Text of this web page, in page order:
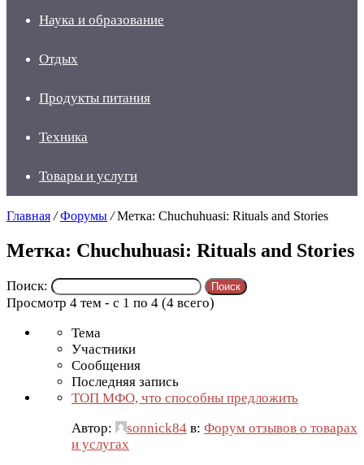
Наука и образование
Отдых
Продукты питания
Техника
Товары и услуги
Главная / Форумы / Метка: Chuchuhuasi: Rituals and Stories
Метка: Chuchuhuasi: Rituals and Stories
Поиск:
Просмотр 4 тем - с 1 по 4 (4 всего)
Тема
Участники
Сообщения
Последняя запись
ТОП МФО, что способны предложить
Автор:
sonnick84 в: Форум отзывов о товарах
и услугах